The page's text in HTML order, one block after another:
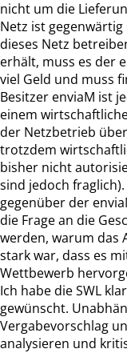
nicht um die
Netz ist
dieses Netz
erhält, muss es der
viel Geld und muss
Besitzer enviaM ist
einem
der Netzbetrieb
trotzdem
bisher nicht
sind jedoch
gegenüber der
die Frage an die
werden, warum das
stark war, dass es
Wettbewerb
Ich habe die SWL
gewünscht.
Vergabevorschlag
analysieren und